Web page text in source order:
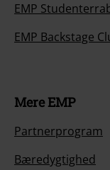
EMP
EMP Backstage
Mere EMP
Partnerprogram
Bæredygtighed